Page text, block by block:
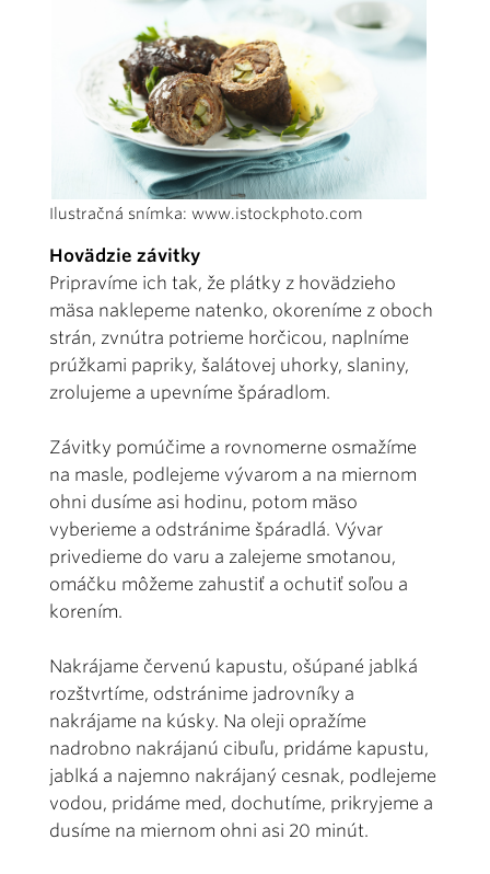
Ilustračná snímka: www.istockphoto.com
Hovädzie závitky
Pripravíme ich tak, že plátky z hovädzieho
mäsa naklepeme natenko, okoreníme z oboch
strán, zvnútra potrieme horčicou, naplníme
prúžkami papriky, šalátovej uhorky, slaniny,
zrolujeme a upevníme špáradlom.
Závitky pomúčime a rovnomerne osmažíme
na masle, podlejeme vývarom a na miernom
ohni dusíme asi hodinu, potom mäso
vyberieme a odstránime špáradlá. Vývar
privedieme do varu a zalejeme smotanou,
omáčku môžeme zahustiť a ochutiť soľou a
korením.
Nakrájame červenú kapustu, ošúpané jablká
rozštvrtíme, odstránime jadrovníky a
nakrájame na kúsky. Na oleji opražíme
nadrobno nakrájanú cibuľu, pridáme kapustu,
jablká a najemno nakrájaný cesnak, podlejeme
vodou, pridáme med, dochutíme, prikryjeme a
dusíme na miernom ohni asi 20 minút.